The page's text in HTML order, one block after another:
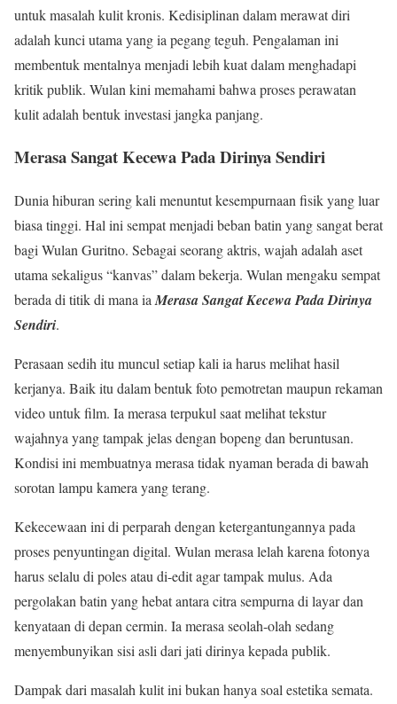
untuk masalah kulit kronis. Kedisiplinan dalam merawat diri
adalah kunci utama yang ia pegang teguh. Pengalaman ini
membentuk mentalnya menjadi lebih kuat dalam menghadapi
kritik publik. Wulan kini memahami bahwa proses perawatan
kulit adalah bentuk investasi jangka panjang.
Merasa Sangat Kecewa Pada Dirinya Sendiri
Dunia hiburan sering kali menuntut kesempurnaan fisik yang luar
biasa tinggi. Hal ini sempat menjadi beban batin yang sangat berat
bagi Wulan Guritno. Sebagai seorang aktris, wajah adalah aset
utama sekaligus “kanvas” dalam bekerja. Wulan mengaku sempat
berada di titik di mana iaMerasa Sangat Kecewa Pada Dirinya
Sendiri.
Perasaan sedih itu muncul setiap kali ia harus melihat hasil
kerjanya. Baik itu dalam bentuk foto pemotretan maupun rekaman
video untuk film. Ia merasa terpukul saat melihat tekstur
wajahnya yang tampak jelas dengan bopeng dan beruntusan.
Kondisi ini membuatnya merasa tidak nyaman berada di bawah
sorotan lampu kamera yang terang.
Kekecewaan ini di perparah dengan ketergantungannya pada
proses penyuntingan digital. Wulan merasa lelah karena fotonya
harus selalu di poles atau di-edit agar tampak mulus. Ada
pergolakan batin yang hebat antara citra sempurna di layar dan
kenyataan di depan cermin. Ia merasa seolah-olah sedang
menyembunyikan sisi asli dari jati dirinya kepada publik.
Dampak dari masalah kulit ini bukan hanya soal estetika semata.